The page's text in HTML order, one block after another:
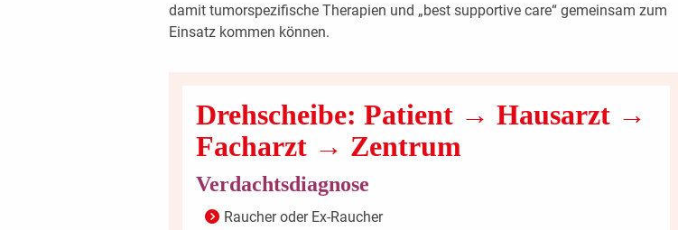
damit tumorspezifische Therapien und „best supportive care“ gemeinsam zum
Einsatz kommen können.
Drehscheibe: Patient → Hausarzt →
Facharzt → Zentrum
Verdachtsdiagnose
Raucher oder Ex-Raucher